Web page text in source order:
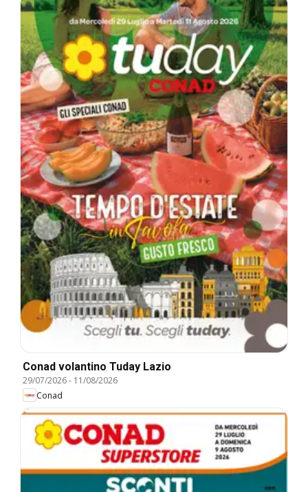
Conad volantino Tuday Lazio
29/07/2026- 11/08/2026
Conad